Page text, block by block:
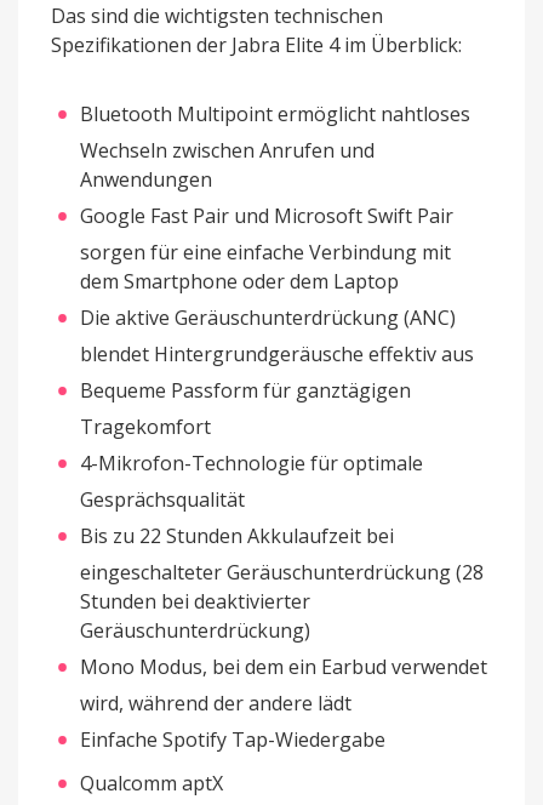
Das sind die wichtigsten technischen
Spezifikationen der Jabra Elite 4 im Überblick:
Bluetooth Multipoint ermöglicht nahtloses
Wechseln zwischen Anrufen und
Anwendungen
Google Fast Pair und Microsoft Swift Pair
sorgen für eine einfache Verbindung mit
dem Smartphone oder dem Laptop
Die aktive Geräuschunterdrückung (ANC)
blendet Hintergrundgeräusche effektiv aus
Bequeme Passform für ganztägigen
Tragekomfort
4-Mikrofon-Technologie für optimale
Gesprächsqualität
Bis zu 22 Stunden Akkulaufzeit bei
eingeschalteter Geräuschunterdrückung (28
Stunden bei deaktivierter
Geräuschunterdrückung)
Mono Modus, bei dem ein Earbud verwendet
wird, während der andere lädt
Einfache Spotify Tap-Wiedergabe
Qualcomm aptX